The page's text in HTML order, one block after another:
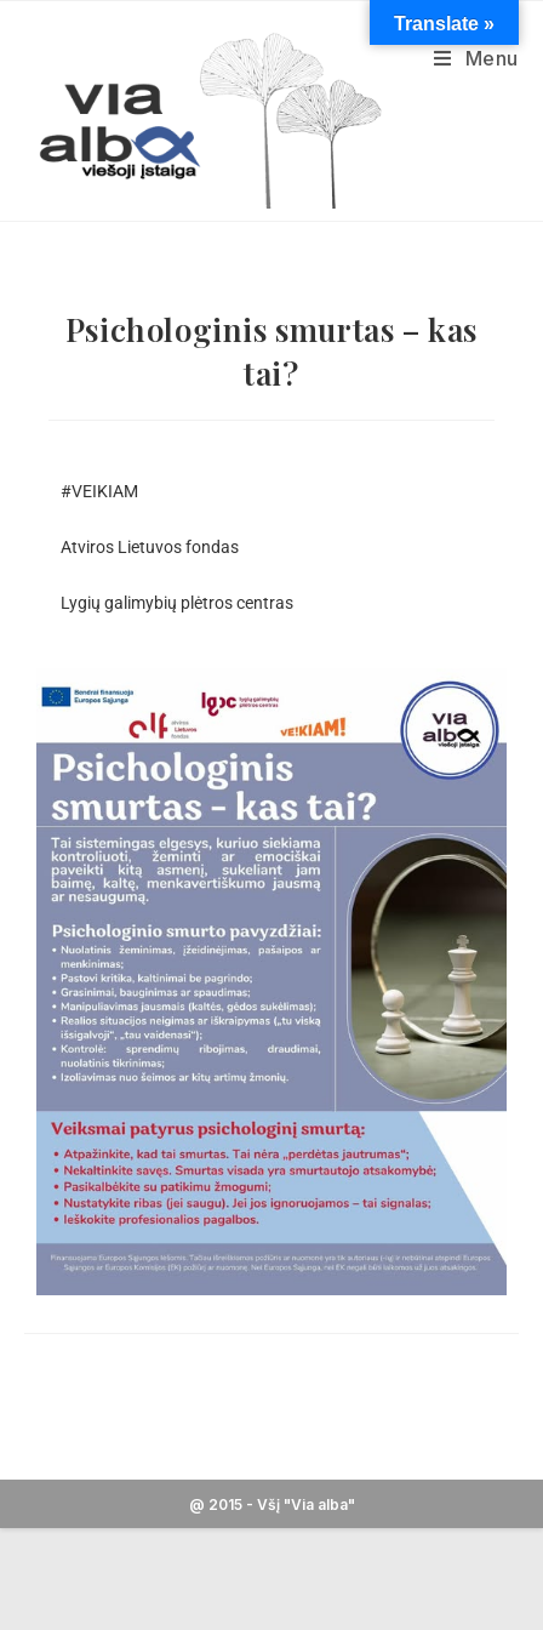
Menu
Psichologinis smurtas – kas
tai?
#VEIKIAM
Atviros Lietuvos fondas
Lygių galimybių plėtros centras
@ 2015 - Všį "Via alba"
Translate »